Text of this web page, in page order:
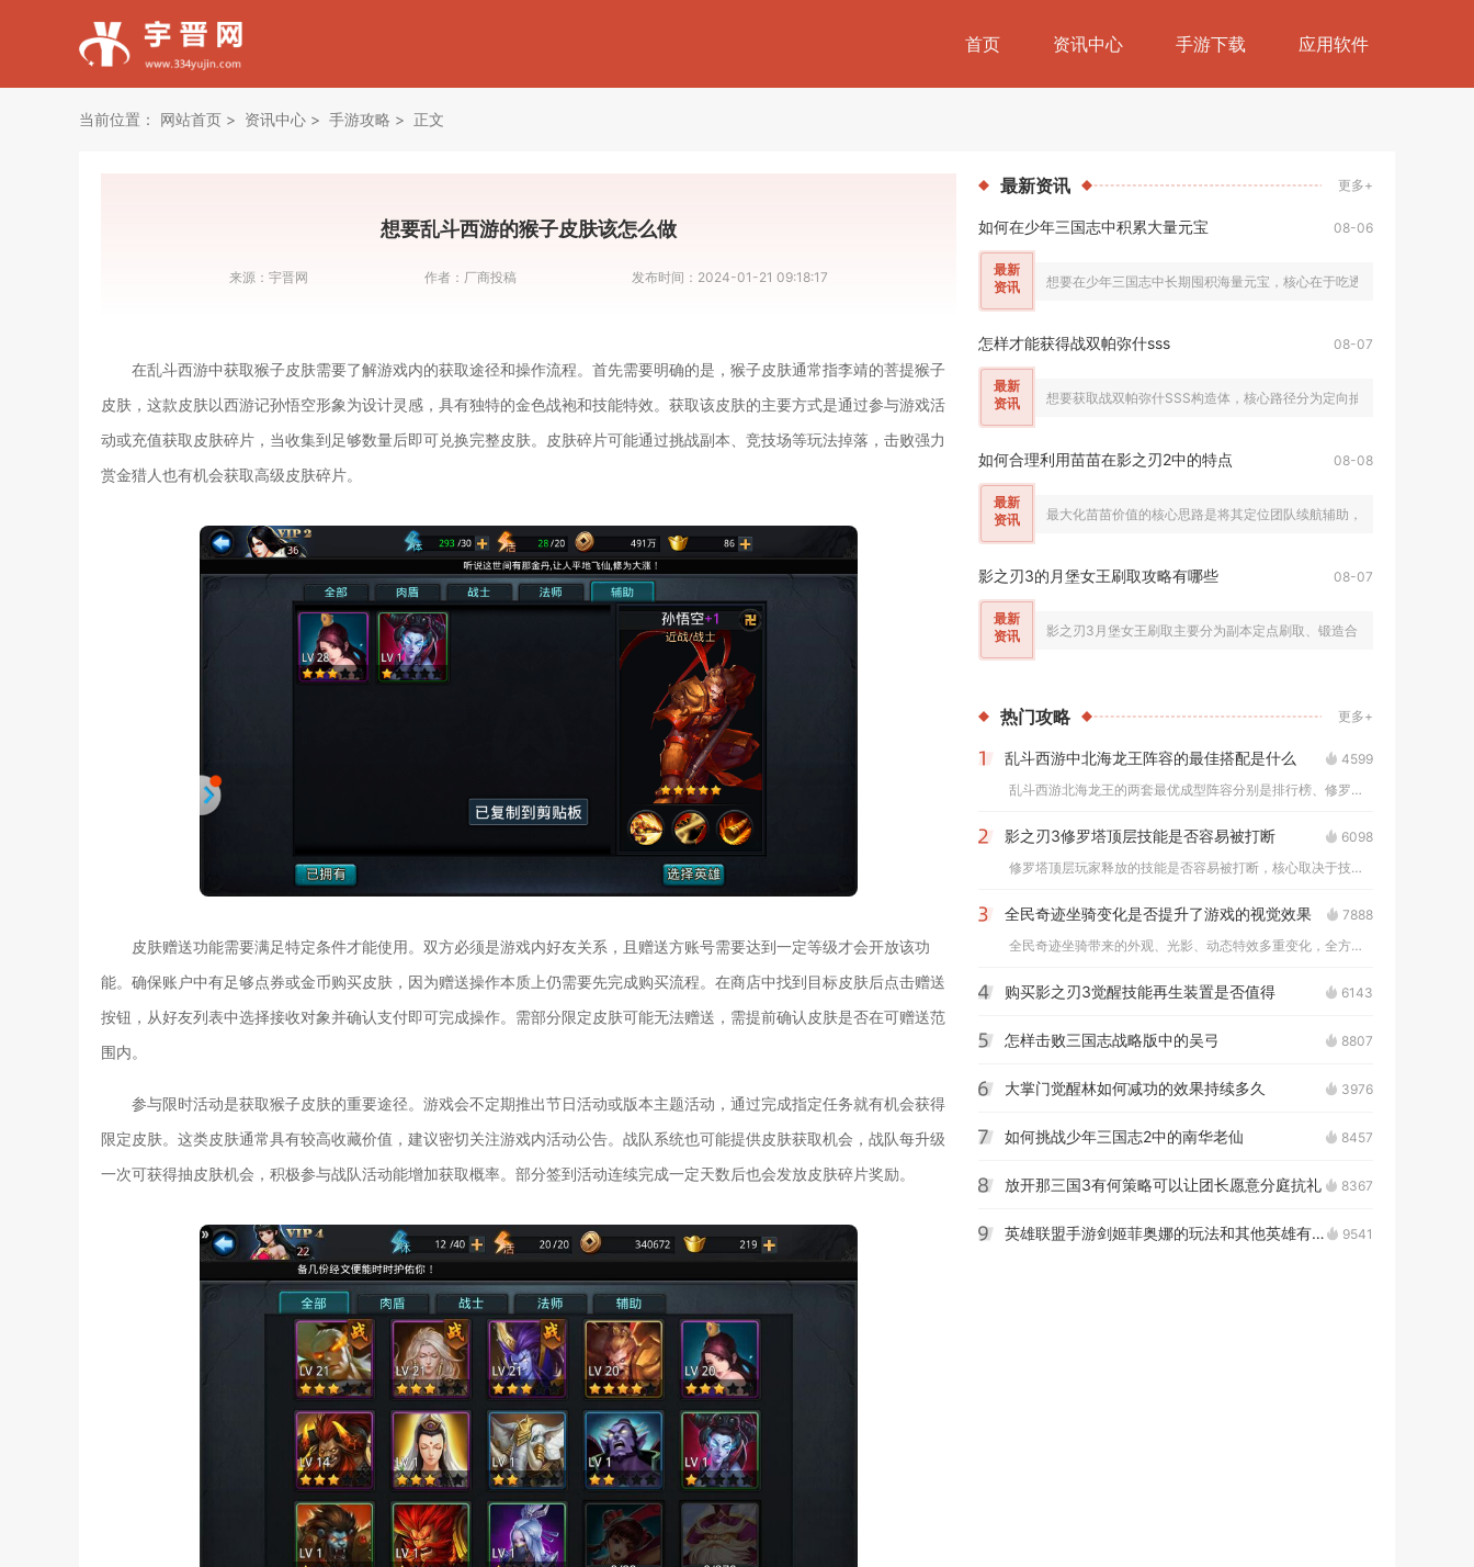
首页 资讯中心 手游下载 应用软件
当前位置： 网站首页 资讯中心 手游攻略 正文
想要乱斗西游的猴子皮肤该怎么做
来源： 宇晋网 作者： 厂商投稿 发布时间： 2024-01-21 09:18:17
在乱斗西游中获取猴子皮肤需要了解游戏内的获取途径和操作流程。首先需要明确的是，猴子皮肤通常指李靖的菩提猴子
皮肤，这款皮肤以西游记孙悟空形象为设计灵感，具有独特的金色战袍和技能特效。获取该皮肤的主要方式是通过参与游戏活
动或充值获取皮肤碎片，当收集到足够数量后即可兑换完整皮肤。皮肤碎片可能通过挑战副本、竞技场等玩法掉落，击败强力
赏金猎人也有机会获取高级皮肤碎片。
皮肤赠送功能需要满足特定条件才能使用。双方必须是游戏内好友关系，且赠送方账号需要达到一定等级才会开放该功
能。确保账户中有足够点券或金币购买皮肤，因为赠送操作本质上仍需要先完成购买流程。在商店中找到目标皮肤后点击赠送
按钮，从好友列表中选择接收对象并确认支付即可完成操作。需部分限定皮肤可能无法赠送，需提前确认皮肤是否在可赠送范
围内。
参与限时活动是获取猴子皮肤的重要途径。游戏会不定期推出节日活动或版本主题活动，通过完成指定任务就有机会获得
限定皮肤。这类皮肤通常具有较高收藏价值，建议密切关注游戏内活动公告。战队系统也可能提供皮肤获取机会，战队每升级
一次可获得抽皮肤机会，积极参与战队活动能增加获取概率。部分签到活动连续完成一定天数后也会发放皮肤碎片奖励。
最新资讯 更多+
如何在少年三国志中积累大量元宝 08-06
最新
资讯
想要在少年三国志中长期囤积海量元宝，核心在于吃透所有固定产出渠
怎样才能获得战双帕弥什sss 08-07
最新
资讯
想要获取战双帕弥什SSS构造体，核心路径分为定向抽卡补齐同名本体
如何合理利用苗苗在影之刃2中的特点 08-08
最新
资讯
最大化苗苗价值的核心思路是将其定位团队续航辅助，依托独有的全队
影之刃3的月堡女王刷取攻略有哪些 08-07
最新
资讯
影之刃3月堡女王刷取主要分为副本定点刷取、锻造合成、无尽劫境产出
热门攻略 更多+
乱斗西游中北海龙王阵容的最佳搭配是什么
4599
乱斗西游北海龙王的两套最优成型阵容分别是排行榜、修罗对战通用...
2 影之刃3修罗塔顶层技能是否容易被打断
6098
修罗塔顶层玩家释放的技能是否容易被打断，核心取决于技能自带霸...
3 全民奇迹坐骑变化是否提升了游戏的视觉效果
7888
全民奇迹坐骑带来的外观、光影、动态特效多重变化，全方位提升了...
4 购买影之刃3觉醒技能再生装置是否值得 6143
5 怎样击败三国志战略版中的吴弓 8807
6 大掌门觉醒林如何减功的效果持续多久 3976
7 如何挑战少年三国志2中的南华老仙 8457
8 放开那三国3有何策略可以让团长愿意分庭抗礼 8367
9 英雄联盟手游剑姬菲奥娜的玩法和其他英雄有何不同 9541